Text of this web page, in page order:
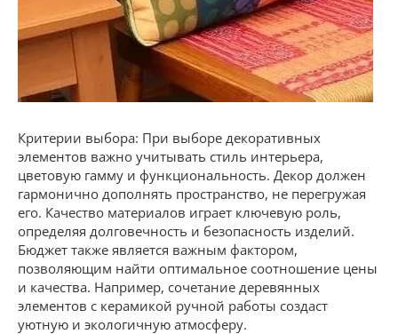
Критерии выбора: При выборе декоративных
элементов важно учитывать стиль интерьера,
цветовую гамму и функциональность. Декор должен
гармонично дополнять пространство, не перегружая
его. Качество материалов играет ключевую роль,
определяя долговечность и безопасность изделий.
Бюджет также является важным фактором,
позволяющим найти оптимальное соотношение цены
и качества. Например, сочетание деревянных
элементов с керамикой ручной работы создаст
уютную и экологичную атмосферу.